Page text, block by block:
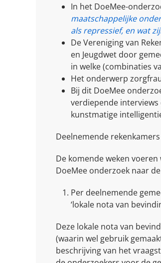
In het DoeMee-
maatschappelijke
als repressief, en wat
De Vereniging van
en Jeugdwet door
in welke (combinaties
Het onderwerp
Bij dit DoeMee
verdiepende
kunstmatige
Deelnemende
De komende weken
DoeMee onderzoek naar
Per deelnemende
‘lokale nota van
Deze lokale nota van
(waarin wel gebruik
beschrijving van het